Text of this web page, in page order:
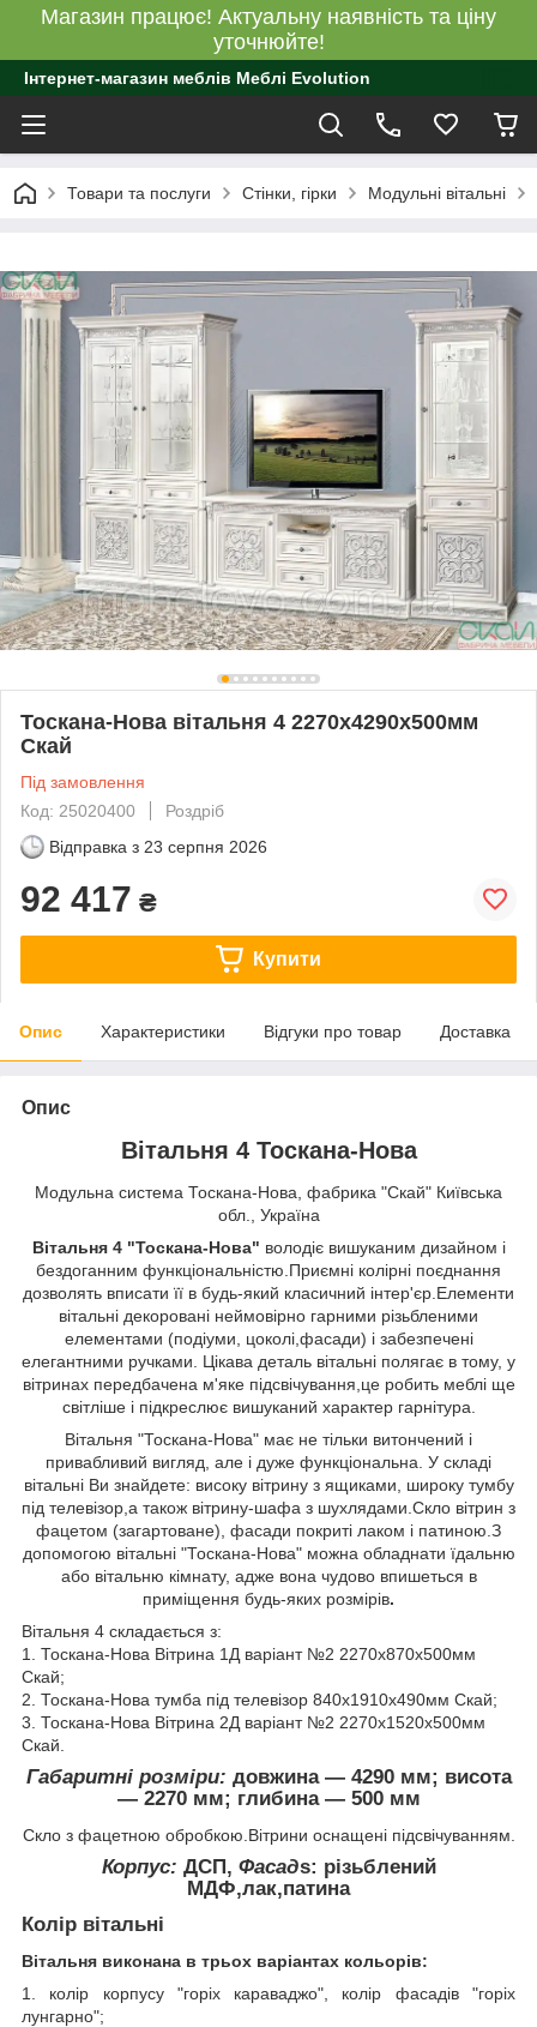
Магазин працює! Актуальну наявність та ціну
уточнюйте!
Інтернет-магазин меблів Меблі Evolution
Товари та послуги Стінки, гірки Модульні вітальні
Тоскана-Нова вітальня 4 2270х4290х500мм
Скай
Під замовлення
Код: 25020400
Роздріб
Відправка з 23 серпня 2026
92 417 ₴
Купити
Опис Характеристики Відгуки про товар Доставка
Опис
Вітальня 4 Тоскана-Нова
Модульна система Тоскана-Нова, фабрика "Скай" Київська
обл., Україна
Вітальня 4 "Тоскана-Нова" володіє вишуканим дизайном і
бездоганним функціональністю.Приємні колірні поєднання
дозволять вписати її в будь-який класичний інтер'єр.Елементи
вітальні декоровані неймовірно гарними різьбленими
елементами (подіуми, цоколі,фасади) і забезпечені
елегантними ручками. Цікава деталь вітальні полягає в тому, у
вітринах передбачена м'яке підсвічування,це робить меблі ще
світліше і підкреслює вишуканий характер гарнітура.
Вітальня "Тоскана-Нова" має не тільки витончений і
привабливий вигляд, але і дуже функціональна. У складі
вітальні Ви знайдете: високу вітрину з ящиками, широку тумбу
під телевізор,а також вітрину-шафа з шухлядами.Скло вітрин з
фацетом (загартоване), фасади покриті лаком і патиною.З
допомогою вітальні "Тоскана-Нова" можна обладнати їдальню
або вітальню кімнату, адже вона чудово впишеться в
приміщення будь-яких розмірів.
Вітальня 4 складається з:
1. Тоскана-Нова Вітрина 1Д варіант №2 2270х870х500мм
Скай;
2. Тоскана-Нова тумба під телевізор 840х1910х490мм Скай;
3. Тоскана-Нова Вітрина 2Д варіант №2 2270х1520х500мм
Скай.
Габаритні розміри: довжина ― 4290 мм; висота
― 2270 мм; глибина ― 500 мм
Скло з фацетною обробкою.Вітрини оснащені підсвічуванням.
Корпус: ДСП, Фасадs: різьблений
МДФ,лак,патина
Колір вітальні
Вітальня виконана в трьох варіантах кольорів:
1. колір корпусу "горіх караваджо", колір фасадів "горіх
лунгарно";